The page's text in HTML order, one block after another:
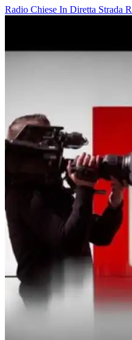
Radio Chiese In Diretta Strada